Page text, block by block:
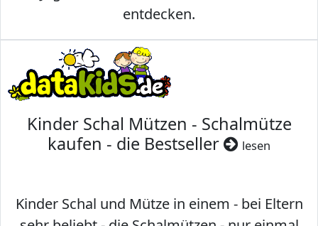
entdecken.
Kinder Schal Mützen - Schalmütze
kaufen - die Bestseller
lesen
Kinder Schal und Mütze in einem - bei Eltern